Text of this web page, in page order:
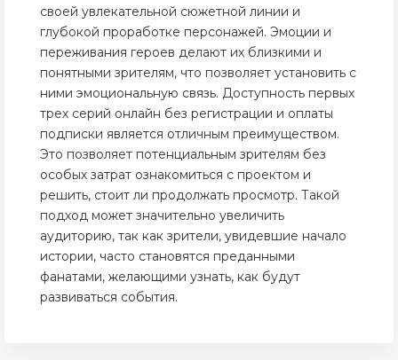
своей увлекательной сюжетной линии и
глубокой проработке персонажей. Эмоции и
переживания героев делают их близкими и
понятными зрителям, что позволяет установить с
ними эмоциональную связь. Доступность первых
трех серий онлайн без регистрации и оплаты
подписки является отличным преимуществом.
Это позволяет потенциальным зрителям без
особых затрат ознакомиться с проектом и
решить, стоит ли продолжать просмотр. Такой
подход может значительно увеличить
аудиторию, так как зрители, увидевшие начало
истории, часто становятся преданными
фанатами, желающими узнать, как будут
развиваться события.